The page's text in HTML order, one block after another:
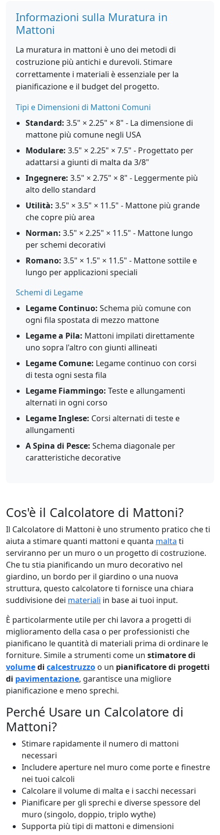
Informazioni sulla Muratura in
Mattoni
La muratura in mattoni è uno dei metodi di
costruzione più antichi e durevoli. Stimare
correttamente i materiali è essenziale per la
pianificazione e il budget del progetto.
Tipi e Dimensioni di Mattoni Comuni
Standard: 3.5" × 2.25" × 8" - La dimensione di
mattone più comune negli USA
Modulare: 3.5" × 2.25" × 7.5" - Progettato per
adattarsi a giunti di malta da 3/8"
Ingegnere: 3.5" × 2.75" × 8" - Leggermente più
alto dello standard
Utilità: 3.5" × 3.5" × 11.5" - Mattone più grande
che copre più area
Norman: 3.5" × 2.25" × 11.5" - Mattone lungo
per schemi decorativi
Romano: 3.5" × 1.5" × 11.5" - Mattone sottile e
lungo per applicazioni speciali
Schemi di Legame
Legame Continuo: Schema più comune con
ogni fila spostata di mezzo mattone
Legame a Pila: Mattoni impilati direttamente
uno sopra l'altro con giunti allineati
Legame Comune: Legame continuo con corsi
di testa ogni sesta fila
Legame Fiammingo: Teste e allungamenti
alternati in ogni corso
Legame Inglese: Corsi alternati di teste e
allungamenti
A Spina di Pesce: Schema diagonale per
caratteristiche decorative
Cos'è il Calcolatore di Mattoni?
Il Calcolatore di Mattoni è uno strumento pratico che ti
aiuta a stimare quanti mattoni e quanta malta ti
serviranno per un muro o un progetto di costruzione.
Che tu stia pianificando un muro decorativo nel
giardino, un bordo per il giardino o una nuova
struttura, questo calcolatore ti fornisce una chiara
suddivisione dei materiali in base ai tuoi input.
È particolarmente utile per chi lavora a progetti di
miglioramento della casa o per professionisti che
pianificano le quantità di materiali prima di ordinare le
forniture. Simile a strumenti come un stimatore di
volumedi calcestruzzo o un pianificatore di progetti
di pavimentazione, garantisce una migliore
pianificazione e meno sprechi.
Perché Usare un Calcolatore di
Mattoni?
Stimare rapidamente il numero di mattoni
necessari
Includere aperture nel muro come porte e finestre
nei tuoi calcoli
Calcolare il volume di malta e i sacchi necessari
Pianificare per gli sprechi e diverse spessore del
muro (singolo, doppio, triplo wythe)
Supporta più tipi di mattoni e dimensioni